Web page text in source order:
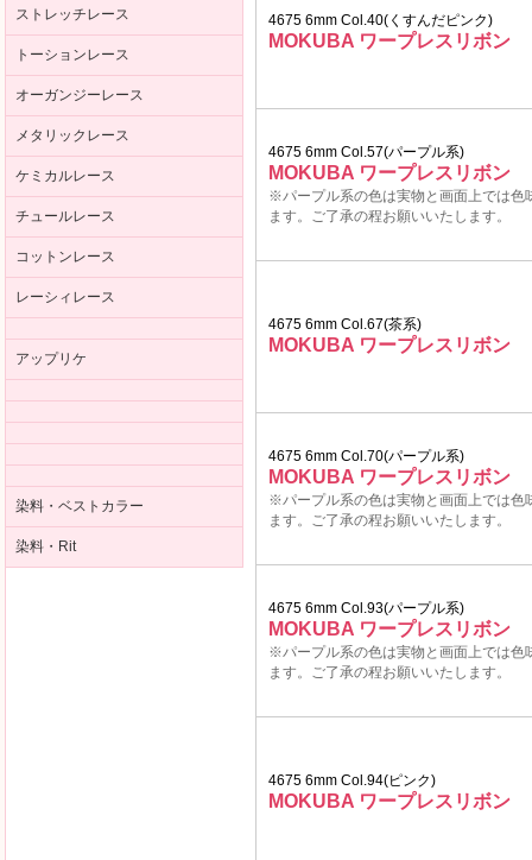
ストレッチレース
トーションレース
オーガンジーレース
メタリックレース
ケミカルレース
チュールレース
コットンレース
レーシィレース
アップリケ
染料・ベストカラー
染料・Rit
4675 6mm Col.40(くすんだピンク)
MOKUBA ワープレスリボン
4675 6mm Col.57(パープル系)
MOKUBA ワープレスリボン
※パープル系の色は実物と画面上では色
ます。ご了承の程お願いいたします。
4675 6mm Col.67(茶系)
MOKUBA ワープレスリボン
4675 6mm Col.70(パープル系)
MOKUBA ワープレスリボン
※パープル系の色は実物と画面上では色
ます。ご了承の程お願いいたします。
4675 6mm Col.93(パープル系)
MOKUBA ワープレスリボン
※パープル系の色は実物と画面上では色
ます。ご了承の程お願いいたします。
4675 6mm Col.94(ピンク)
MOKUBA ワープレスリボン